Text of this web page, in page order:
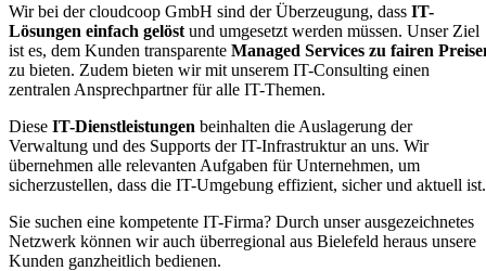
Wir bei der cloudcoop GmbH sind der Überzeugung, dass IT-
Lösungen einfach gelöst und umgesetzt werden müssen. Unser Ziel
ist es, dem Kunden transparente Managed Services zu fairen
zu bieten. Zudem bieten wir mit unserem IT-Consulting einen
zentralen Ansprechpartner für alle IT-Themen.
Diese IT-Dienstleistungen beinhalten die Auslagerung der
Verwaltung und des Supports der IT-Infrastruktur an uns. Wir
übernehmen alle relevanten Aufgaben für Unternehmen, um
sicherzustellen, dass die IT-Umgebung effizient, sicher und aktuell ist.
Sie suchen eine kompetente IT-Firma? Durch unser ausgezeichnetes
Netzwerk können wir auch überregional aus Bielefeld heraus unsere
Kunden ganzheitlich bedienen.